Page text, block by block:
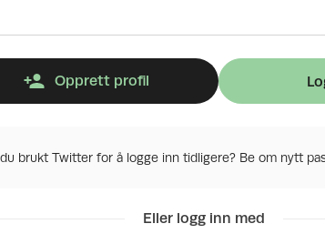
Opprett profil
brukt Twitter for å logge inn tidligere? Be om nytt
Eller logg inn med